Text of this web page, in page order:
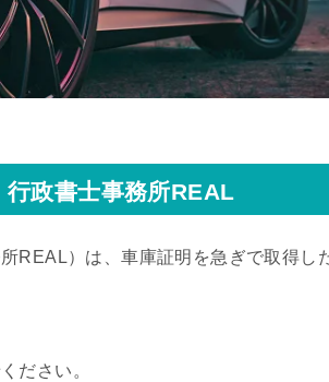
政書士事務所REAL
REAL） は、車庫証明を急ぎで取得し
ださい。